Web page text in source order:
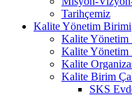
Tarihçemiz
Kalite Yönetim Birimi
Kalite Yönetim
Kalite Yönetim
Kalite
Kalite Birim
SKS